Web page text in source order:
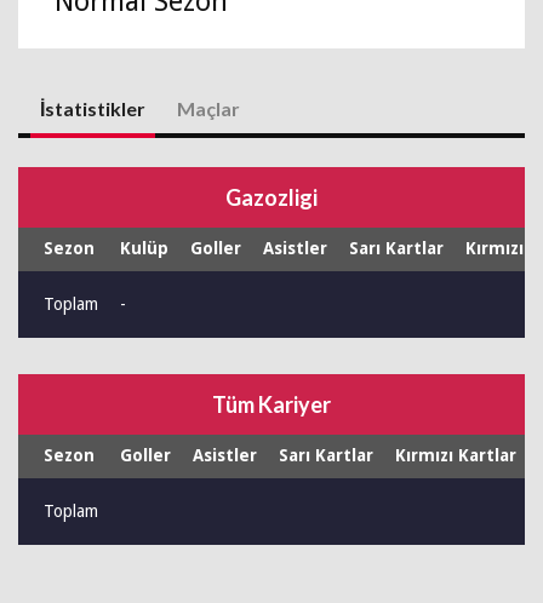
İstatistikler Maçlar
Gazozligi
Sezon Kulüp Goller Asistler Sarı Kartlar Kırmızı
Toplam -
Tüm Kariyer
Sezon Goller Asistler Sarı Kartlar Kırmızı Kartlar
Toplam